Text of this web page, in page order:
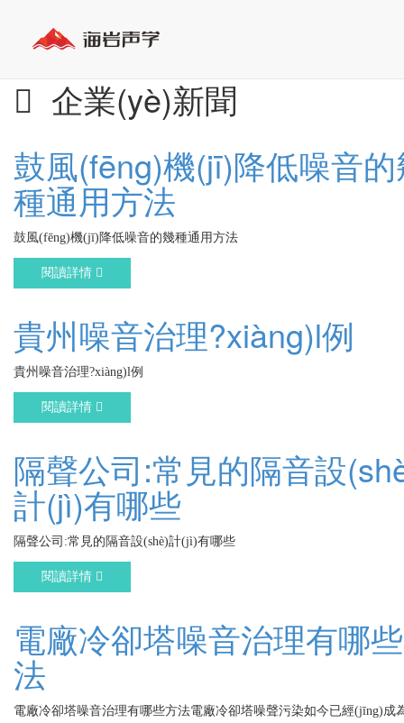
企業(yè)新聞
鼓風(fēng)機(jī)降低噪音
種通用方法
鼓風(fēng)機(jī)降低噪音的幾種通用方法
閱讀詳情
貴州噪音治理?xiàng)l例
貴州噪音治理?xiàng)l例
閱讀詳情
隔聲公司:常見的隔音設
計(jì)有哪些
隔聲公司:常見的隔音設(shè)計(jì)有哪些
閱讀詳情
電廠冷卻塔噪音治理有哪
法
電廠冷卻塔噪音治理有哪些方法電廠冷卻塔噪聲污染如今已經(jīng)成